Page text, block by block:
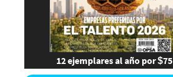
12 ejemplares al año por $75